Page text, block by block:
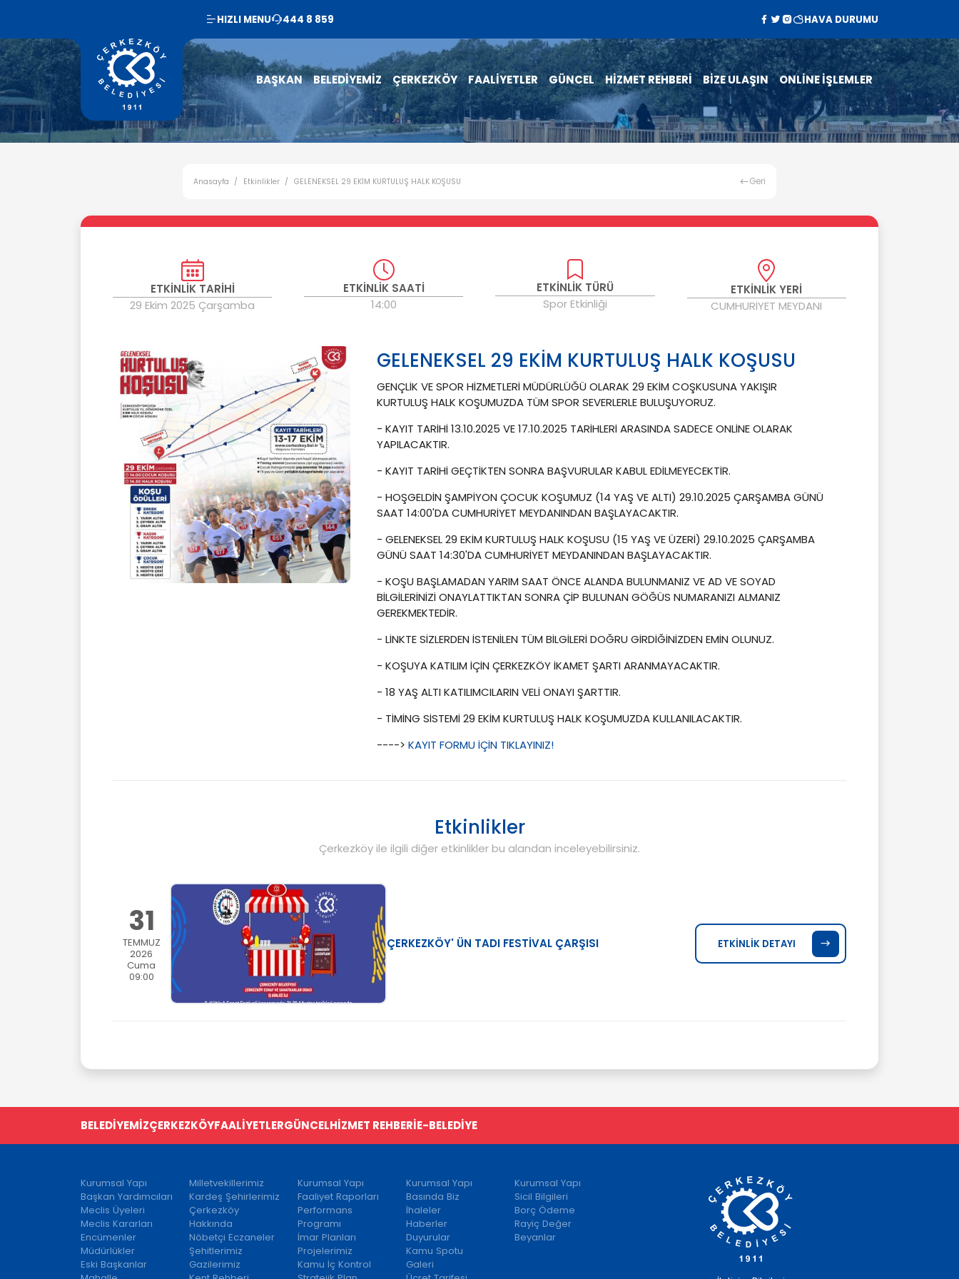
HIZLI MENU 444 8 859 HAVA DURUMU
BAŞKAN BELEDİYEMİZ ÇERKEZKÖY FAALİYETLER GÜNCEL HİZMET REHBERİ BİZE ULAŞIN ONLİNE İŞLEMLER
Anasayfa Etkinlikler GELENEKSEL 29 EKİM KURTULUŞ HALK KOŞUSU Geri
ETKİNLİK TARİHİ
29 Ekim 2025 Çarşamba
ETKİNLİK SAATİ
14:00
ETKİNLİK TÜRÜ
Spor Etkinliği
ETKİNLİK YERİ
CUMHURİYET MEYDANI
GELENEKSEL 29 EKİM KURTULUŞ HALK KOŞUSU
GENÇLİK VE SPOR HİZMETLERİ MÜDÜRLÜĞÜ OLARAK 29 EKİM COŞKUSUNA YAKIŞIR
KURTULUŞ HALK KOŞUMUZDA TÜM SPOR SEVERLERLE BULUŞUYORUZ.
- KAYIT TARİHİ 13.10.2025 VE 17.10.2025 TARİHLERİ ARASINDA SADECE ONLİNE OLARAK
YAPILACAKTIR.
- KAYIT TARİHİ GEÇTİKTEN SONRA BAŞVURULAR KABUL EDİLMEYECEKTİR.
- HOŞGELDİN ŞAMPİYON ÇOCUK KOŞUMUZ (14 YAŞ VE ALTI) 29.10.2025 ÇARŞAMBA GÜNÜ
SAAT 14:00'DA CUMHURİYET MEYDANINDAN BAŞLAYACAKTIR.
- GELENEKSEL 29 EKİM KURTULUŞ HALK KOŞUSU (15 YAŞ VE ÜZERİ) 29.10.2025 ÇARŞAMBA
GÜNÜ SAAT 14:30'DA CUMHURİYET MEYDANINDAN BAŞLAYACAKTIR.
- KOŞU BAŞLAMADAN YARIM SAAT ÖNCE ALANDA BULUNMANIZ VE AD VE SOYAD
BİLGİLERİNİZİ ONAYLATTIKTAN SONRA ÇİP BULUNAN GÖĞÜS NUMARANIZI ALMANIZ
GEREKMEKTEDİR.
- LİNKTE SİZLERDEN İSTENİLEN TÜM BİLGİLERİ DOĞRU GİRDİĞİNİZDEN EMİN OLUNUZ.
- KOŞUYA KATILIM İÇİN ÇERKEZKÖY İKAMET ŞARTI ARANMAYACAKTIR.
- 18 YAŞ ALTI KATILIMCILARIN VELİ ONAYI ŞARTTIR.
- TİMİNG SİSTEMİ 29 EKİM KURTULUŞ HALK KOŞUMUZDA KULLANILACAKTIR.
---->KAYIT FORMU İÇİN TIKLAYINIZ!
Etkinlikler
Çerkezköy ile ilgili diğer etkinlikler bu alandan inceleyebilirsiniz.
31
TEMMUZ
2026
Cuma
09:00
ÇERKEZKÖY' ÜN TADI FESTİVAL ÇARŞISI ETKİNLİK DETAYI
BELEDİYEMİZÇERKEZKÖYFAALİYETLERGÜNCELHİZMET REHBERİE-BELEDİYE
Kurumsal Yapı
Başkan Yardımcıları
Meclis Üyeleri
Meclis Kararları
Encümenler
Müdürlükler
Eski Başkanlar
Milletvekillerimiz
Kardeş Şehirlerimiz
Çerkezköy
Hakkında
Nöbetçi Eczaneler
Şehitlerimiz
Gazilerimiz
Kurumsal Yapı
Faaliyet Raporları
Performans
Programı
İmar Planları
Projelerimiz
Kamu İç Kontrol
Kurumsal Yapı
Basında Biz
İhaleler
Haberler
Duyurular
Kamu Spotu
Galeri
Kurumsal Yapı
Sicil Bilgileri
Borç Ödeme
Rayiç Değer
Beyanlar